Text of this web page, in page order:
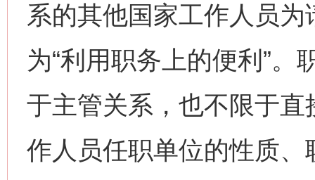
系的其他国家工作人员
为“利用职务上的便利”
于主管关系，也不限于
作人员任职单位的性质